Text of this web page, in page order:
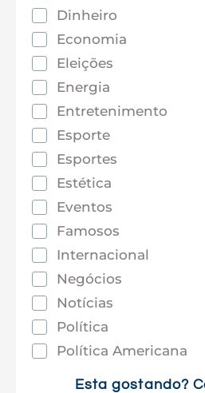
Dinheiro
Economia
Eleições
Energia
Entretenimento
Esporte
Esportes
Estética
Eventos
Famosos
Internacional
Negócios
Notícias
Política
Política Americana
Esta gostando?